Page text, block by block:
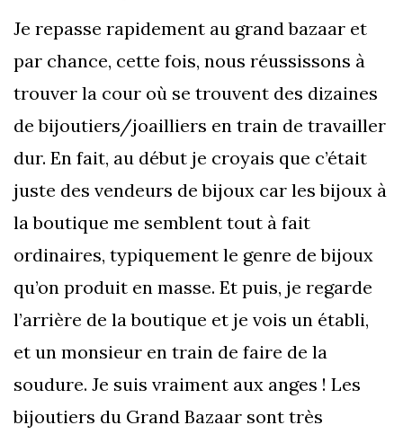
Je repasse rapidement au grand bazaar et
par chance, cette fois, nous réussissons à
trouver la cour où se trouvent des dizaines
de bijoutiers/joailliers en train de travailler
dur. En fait, au début je croyais que c’était
juste des vendeurs de bijoux car les bijoux à
la boutique me semblent tout à fait
ordinaires, typiquement le genre de bijoux
qu’on produit en masse. Et puis, je regarde
l’arrière de la boutique et je vois un établi,
et un monsieur en train de faire de la
soudure. Je suis vraiment aux anges ! Les
bijoutiers du Grand Bazaar sont très